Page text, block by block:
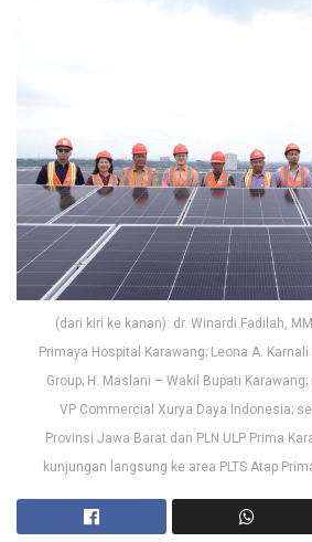
(dari kiri ke kanan): dr. Winardi Fadilah,
Primaya Hospital Karawang; Leona A.
Group; H. Maslani – Wakil Bupati
VP Commercial Xurya Daya Indonesia;
Provinsi Jawa Barat dan PLN ULP Prima
kunjungan langsung ke area PLTS Atap